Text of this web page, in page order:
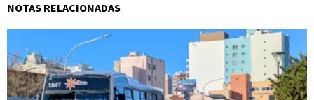
NOTAS RELACIONADAS